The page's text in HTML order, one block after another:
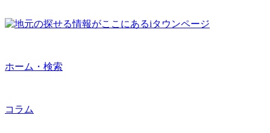
ホーム・検索
コラム